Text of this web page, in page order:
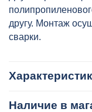
другу. Монтаж
сварки.
Наличие в